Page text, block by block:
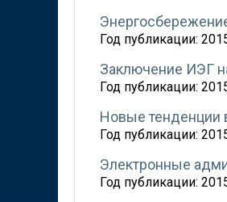
Год публикации:
Заключение ИЭГ
Год публикации:
Новые тенденции
Год публикации:
Электронные
Год публикации: